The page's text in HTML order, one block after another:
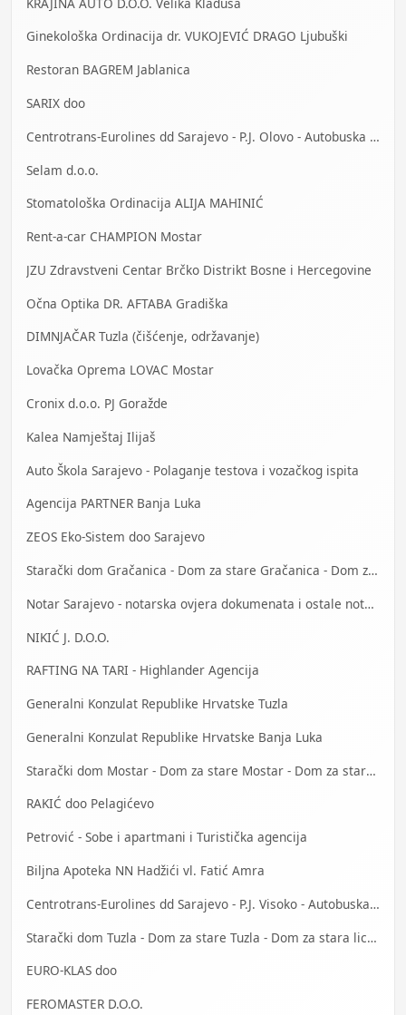
Ginekološka Ordinacija dr. VUKOJEVIĆ DRAGO Ljubuški
Restoran BAGREM Jablanica
SARIX doo
Centrotrans-Eurolines dd Sarajevo - P.J. Olovo - Autobuska stanica
Selam d.o.o.
Stomatološka Ordinacija ALIJA MAHINIĆ
Rent-a-car CHAMPION Mostar
JZU Zdravstveni Centar Brčko Distrikt Bosne i Hercegovine
Očna Optika DR. AFTABA Gradiška
DIMNJAČAR Tuzla (čišćenje, održavanje)
Lovačka Oprema LOVAC Mostar
Cronix d.o.o. PJ Goražde
Kalea Namještaj Ilijaš
Auto Škola Sarajevo - Polaganje testova i vozačkog ispita
Agencija PARTNER Banja Luka
ZEOS Eko-Sistem doo Sarajevo
Starački dom Gračanica - Dom za stare Gračanica - Dom za stara lica Gračanica
Notar Sarajevo - notarska ovjera dokumenata i ostale notarske usluge
NIKIĆ J. D.O.O.
RAFTING NA TARI - Highlander Agencija
Generalni Konzulat Republike Hrvatske Tuzla
Generalni Konzulat Republike Hrvatske Banja Luka
Starački dom Mostar - Dom za stare Mostar - Dom za stara lica Mostar
RAKIĆ doo Pelagićevo
Petrović - Sobe i apartmani i Turistička agencija
Biljna Apoteka NN Hadžići vl. Fatić Amra
Centrotrans-Eurolines dd Sarajevo - P.J. Visoko - Autobuska stanica
Starački dom Tuzla - Dom za stare Tuzla - Dom za stara lica Tuzla
EURO-KLAS doo
FEROMASTER D.O.O.